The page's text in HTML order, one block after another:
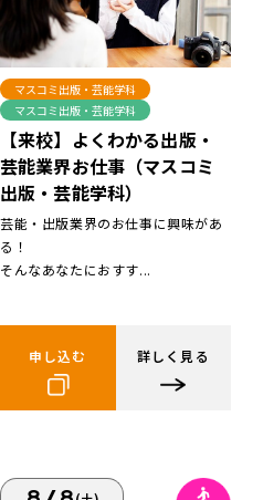
マスコミ出版・芸能学科
マスコミ出版・芸能学科
【来校】よくわかる出版・
芸能業界お仕事（マスコミ
出版・芸能学科）
芸能・出版業界のお仕事に興味があ
る！
そんなあなたにおすす...
申し込む 詳しく見る